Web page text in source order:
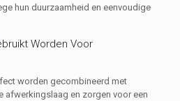
hun duurzaamheid en eenvoudige
Worden Voor
worden gecombineerd met
afwerkingslaag en zorgen voor een